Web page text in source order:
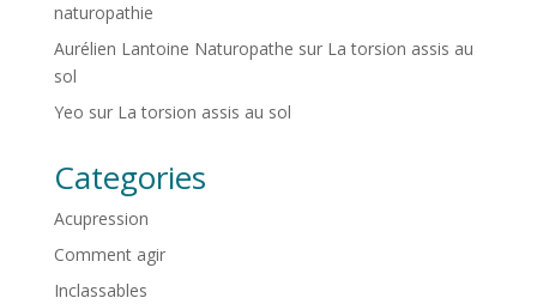
naturopathie
Aurélien Lantoine Naturopathe sur La torsion assis au
sol
Yeo sur La torsion assis au sol
Categories
Acupression
Comment agir
Inclassables